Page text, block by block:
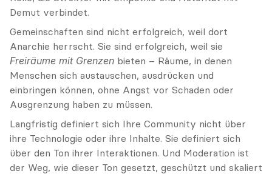
Demut verbindet.
Gemeinschaften sind nicht erfolgreich, weil dort
Freiräume mit Grenzen bieten – Räume, in denen
Menschen sich austauschen, ausdrücken und
einbringen können, ohne Angst vor Schaden oder
Ausgrenzung haben zu müssen.
Langfristig definiert sich Ihre Community nicht über
ihre Technologie oder ihre Inhalte. Sie definiert sich
über den Ton ihrer Interaktionen. Und Moderation ist
der Weg, wie dieser Ton gesetzt, geschützt und skaliert